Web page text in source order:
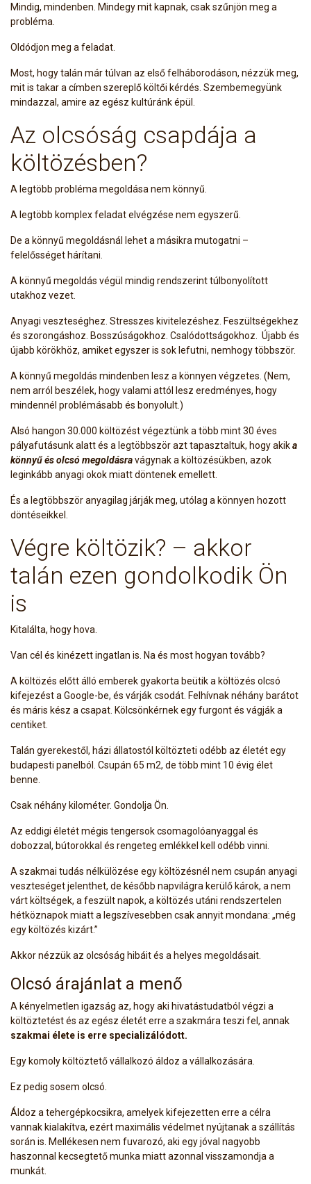
Mindig, mindenben. Mindegy mit kapnak, csak szűnjön meg a
probléma.
Oldódjon meg a feladat.
Most, hogy talán már túlvan az első felháborodáson, nézzük meg,
mit is takar a címben szereplő költői kérdés. Szembemegyünk
mindazzal, amire az egész kultúránk épül.
Az olcsóság csapdája a
költözésben?
A legtöbb probléma megoldása nem könnyű.
A legtöbb komplex feladat elvégzése nem egyszerű.
De a könnyű megoldásnál lehet a másikra mutogatni –
felelősséget hárítani.
A könnyű megoldás végül mindig rendszerint túlbonyolított
utakhoz vezet.
Anyagi veszteséghez. Stresszes kivitelezéshez. Feszültségekhez
és szorongáshoz. Bosszúságokhoz. Csalódottságokhoz. Újabb és
újabb körökhöz, amiket egyszer is sok lefutni, nemhogy többször.
A könnyű megoldás mindenben lesz a könnyen végzetes. (Nem,
nem arról beszélek, hogy valami attól lesz eredményes, hogy
mindennél problémásabb és bonyolult.)
Alsó hangon 30.000 költözést végeztünk a több mint 30 éves
pályafutásunk alatt és a legtöbbször azt tapasztaltuk, hogy akika
könnyű és olcsó megoldásravágynak a költözésükben, azok
leginkább anyagi okok miatt döntenek emellett.
És a legtöbbször anyagilag járják meg, utólag a könnyen hozott
döntéseikkel.
Végre költözik? – akkor
talán ezen gondolkodik Ön
is
Kitalálta, hogy hova.
Van cél és kinézett ingatlan is. Na és most hogyan tovább?
A költözés előtt álló emberek gyakorta beütik a költözés olcsó
kifejezést a Google-be, és várják csodát. Felhívnak néhány barátot
és máris kész a csapat. Kölcsönkérnek egy furgont és vágják a
centiket.
Talán gyerekestől, házi állatostól költözteti odébb az életét egy
budapesti panelból. Csupán 65 m2, de több mint 10 évig élet
benne.
Csak néhány kilométer. Gondolja Ön.
Az eddigi életét mégis tengersok csomagolóanyaggal és
dobozzal, bútorokkal és rengeteg emlékkel kell odébb vinni.
A szakmai tudás nélkülözése egy költözésnél nem csupán anyagi
veszteséget jelenthet, de később napvilágra kerülő károk, a nem
várt költségek, a feszült napok, a költözés utáni rendszertelen
hétköznapok miatt a legszívesebben csak annyit mondana: „még
egy költözés kizárt.”
Akkor nézzük az olcsóság hibáit és a helyes megoldásait.
Olcsó árajánlat a menő
A kényelmetlen igazság az, hogy aki hivatástudatból végzi a
költöztetést és az egész életét erre a szakmára teszi fel, annak
szakmai élete is erre specializálódott.
Egy komoly költöztető vállalkozó áldoz a vállalkozására.
Ez pedig sosem olcsó.
Áldoz a tehergépkocsikra, amelyek kifejezetten erre a célra
vannak kialakítva, ezért maximális védelmet nyújtanak a szállítás
során is. Mellékesen nem fuvarozó, aki egy jóval nagyobb
haszonnal kecsegtető munka miatt azonnal visszamondja a
munkát.